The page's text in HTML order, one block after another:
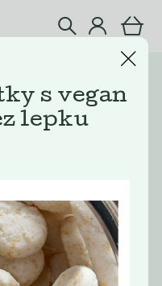
Novinka
s vegan
lepku